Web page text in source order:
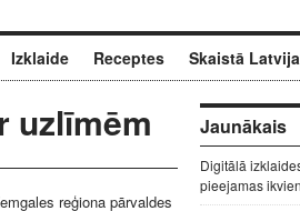
Izklaide Receptes Skaistā Latvija
uzlīmēm
reģiona pārvaldes
Jaunākais
Digitālā
pieejamas